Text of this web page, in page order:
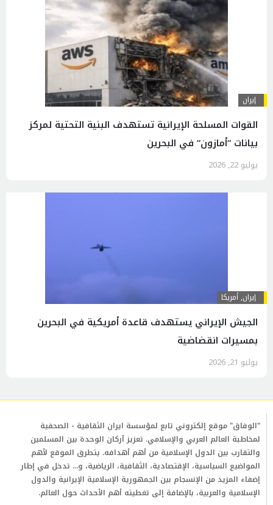
إيران
القوات المسلحة الإيرانية تستهدف البنية التحتية لمركز
بيانات “أمازون” في البحرين
يوليو 22, 2026
إيران,أمريكا
الجیش الإیراني يستهدف قاعدة أمريكية في البحرين
بمسيرات انقضاضیة
يوليو 21, 2026
"الوفاق" موقع إلكتروني تابع لمؤسسة ايران الثقافية - الصحفية
لمخاطبة العالم العربي والإسلامي. تعزيز أركان الوحدة بين المسلمين
والتقارب بين الدول الإسلامية من أهم أهدافه. يتطرق الموقع لأهم
المواضيع السياسية، الإقتصادية، الثقافية، الرياضية، و... تدخل في إطار
إضفاء المزيد من الإنسجام بين الجمهورية الإسلامية الإيرانية والدول
الإسلامية والعربية، بالإضافة إلى تغطيته أهم الأحداث حول العالم.